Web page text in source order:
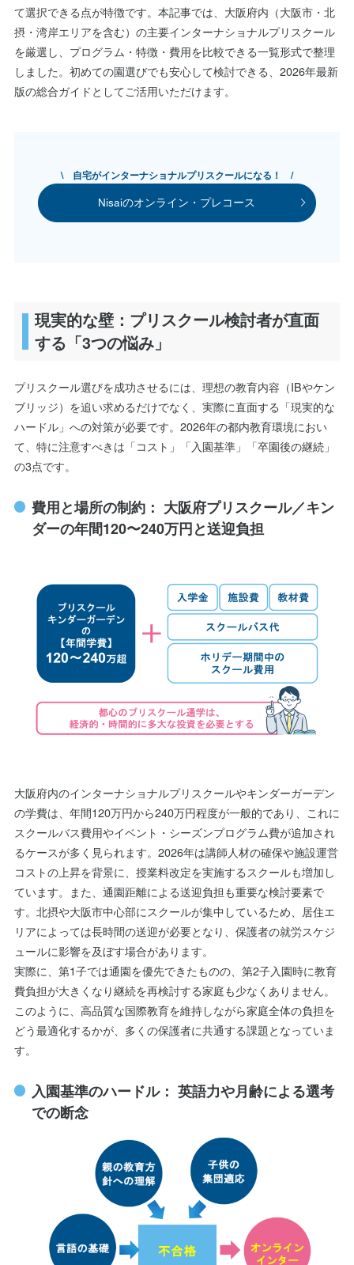
て選択できる点が特徴です。本記事では、大阪府内（大阪市・北
摂・湾岸エリアを含む）の主要インターナショナルプリスクール
を厳選し、プログラム・特徴・費用を比較できる一覧形式で整理
しました。初めての園選びでも安心して検討できる、2026年最新
版の総合ガイドとしてご活用いただけます。
\ 自宅がインターナショナルプリスクールになる！ /
Nisaiのオンライン・プレコース
現実的な壁：プリスクール検討者が直面
する「3つの悩み」
プリスクール選びを成功させるには、理想の教育内容（IBやケン
ブリッジ）を追い求めるだけでなく、実際に直面する「現実的な
ハードル」への対策が必要です。2026年の都内教育環境におい
て、特に注意すべきは「コスト」「入園基準」「卒園後の継続」
の3点です。
費用と場所の制約： 大阪府プリスクール／キン
ダーの年間120〜240万円と送迎負担
大阪府内のインターナショナルプリスクールやキンダーガーデン
の学費は、年間120万円から240万円程度が一般的であり、これに
スクールバス費用やイベント・シーズンプログラム費が追加され
るケースが多く見られます。2026年は講師人材の確保や施設運営
コストの上昇を背景に、授業料改定を実施するスクールも増加し
ています。また、通園距離による送迎負担も重要な検討要素で
す。北摂や大阪市中心部にスクールが集中しているため、居住エ
リアによっては長時間の送迎が必要となり、保護者の就労スケジ
ュールに影響を及ぼす場合があります。
実際に、第1子では通園を優先できたものの、第2子入園時に教育
費負担が大きくなり継続を再検討する家庭も少なくありません。
このように、高品質な国際教育を維持しながら家庭全体の負担を
どう最適化するかが、多くの保護者に共通する課題となっていま
す。
入園基準のハードル： 英語力や月齢による選考
での断念